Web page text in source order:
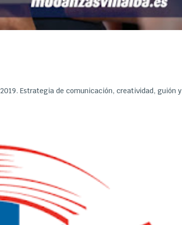
Estrategia de comunicación, creatividad, guión y